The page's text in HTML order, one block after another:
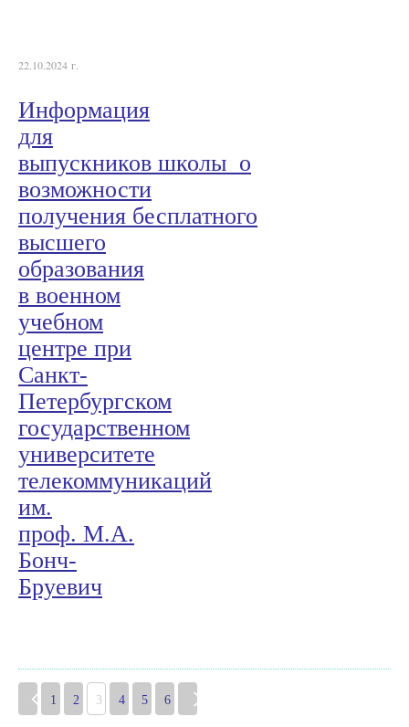
22.10.2024 г.
Информация
для
выпускников школы о
возможности
получения бесплатного
высшего
образования
в военном
учебном
центре при
Санкт-
Петербургском
государственном
университете
телекоммуникаций
им.
проф. М.А.
Бонч-
Бруевич
1 2 3 4 5 6